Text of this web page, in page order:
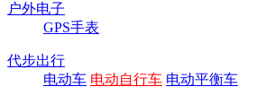
户外电子
GPS手表
代步出行
电动车 电动自行车 电动平衡车